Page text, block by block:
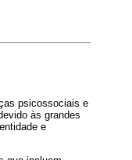
psicossociais e
às grandes
e